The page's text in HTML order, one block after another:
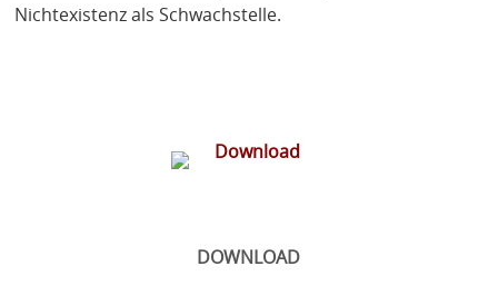
Nichtexistenz als Schwachstelle.
DOWNLOAD